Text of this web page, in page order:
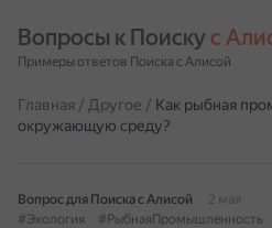
Вопросы к Поиску с
Примеры ответов Поиска с Алисой
Главная / Другое / Как рыбная
окружающую среду?
Вопрос для Поиска с Алисой
2 мая
#Экология
#РыбнаяПромышленность